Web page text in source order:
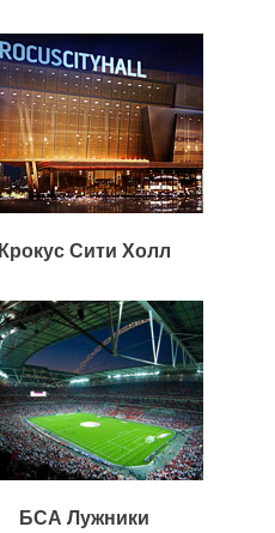
Крокус Сити Холл
БСА Лужники